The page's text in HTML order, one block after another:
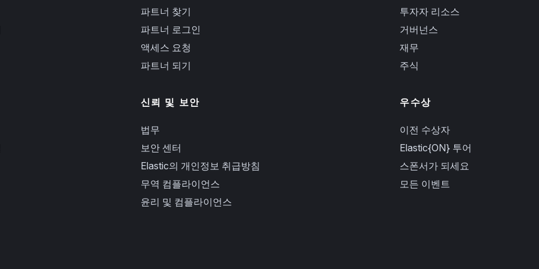
파트너 찾기
파트너 로그인
액세스 요청
파트너 되기
신뢰 및 보안
법무
보안 센터
Elastic의 개인정보 취급방침
무역 컴플라이언스
윤리 및 컴플라이언스
투자자 리소스
거버넌스
재무
주식
우수상
이전 수상자
Elastic{ON} 투어
스폰서가 되세요
모든 이벤트